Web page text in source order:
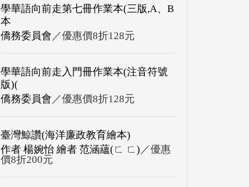
學華語向前走第七冊作業本(三版,A、B
本
僑務委員會 ／優惠價8折128元
學華語向前走入門冊作業本(注音符號
版)(
僑務委員會 ／優惠價8折128元
臺灣鯨讚(海洋廉政教育繪本)
作者 楊婉怡 繪者 范涵蘊(ㄈ ㄈ) ／優惠
價8折200元